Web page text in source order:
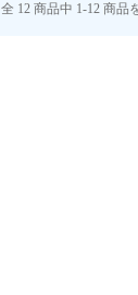
全 12 商品中 1-12 商品